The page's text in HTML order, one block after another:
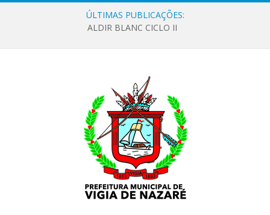
ÚLTIMAS PUBLICAÇÕES:
ALDIR BLANC CICLO II